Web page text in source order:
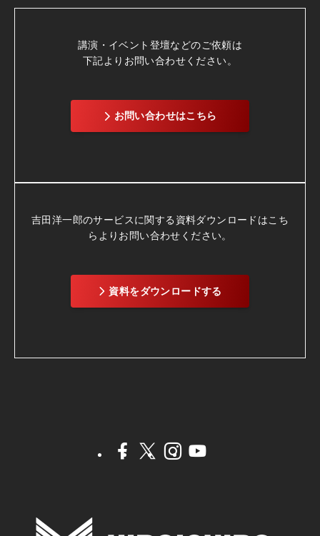
講演・イベント登壇などのご依頼は
下記よりお問い合わせください。
お問い合わせはこちら
吉田洋一郎のサービスに関する資料ダウンロードはこち
らよりお問い合わせください。
資料をダウンロードする